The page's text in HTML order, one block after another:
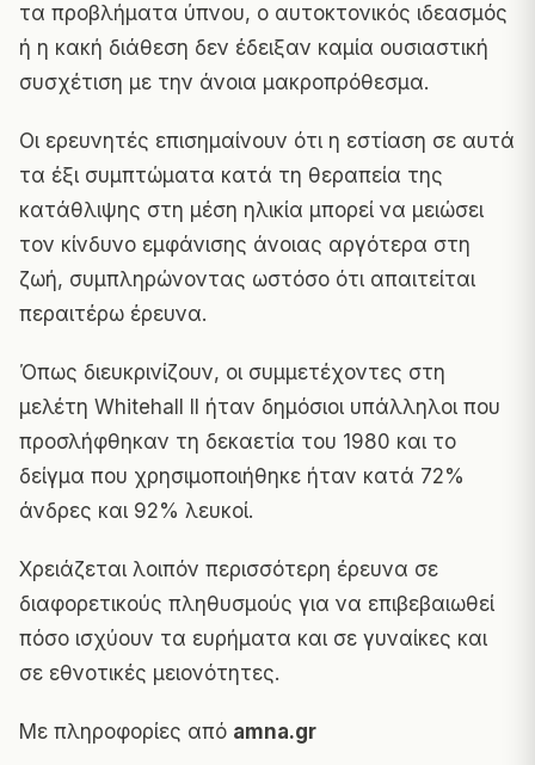
τα προβλήματα ύπνου, ο αυτοκτονικός ιδεασμός
ή η κακή διάθεση δεν έδειξαν καμία ουσιαστική
συσχέτιση με την άνοια μακροπρόθεσμα.
Οι ερευνητές επισημαίνουν ότι η εστίαση σε αυτά
τα έξι συμπτώματα κατά τη θεραπεία της
κατάθλιψης στη μέση ηλικία μπορεί να μειώσει
τον κίνδυνο εμφάνισης άνοιας αργότερα στη
ζωή, συμπληρώνοντας ωστόσο ότι απαιτείται
περαιτέρω έρευνα.
Όπως διευκρινίζουν, οι συμμετέχοντες στη
μελέτη Whitehall II ήταν δημόσιοι υπάλληλοι που
προσλήφθηκαν τη δεκαετία του 1980 και το
δείγμα που χρησιμοποιήθηκε ήταν κατά 72%
άνδρες και 92% λευκοί.
Χρειάζεται λοιπόν περισσότερη έρευνα σε
διαφορετικούς πληθυσμούς για να επιβεβαιωθεί
πόσο ισχύουν τα ευρήματα και σε γυναίκες και
σε εθνοτικές μειονότητες.
Με πληροφορίες από amna.gr